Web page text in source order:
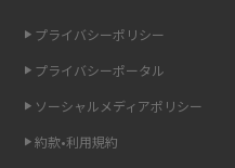
6Gとはどんな通信技術？Beyond
方法を解説
プライバシーポリシー
プライバシーポータル
ソーシャルメディアポリシー
約款•利用規約